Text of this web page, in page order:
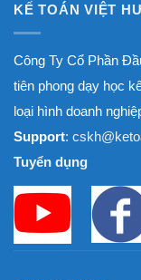
KẾ TOÁN VIỆT
Công Ty Cổ Phần
tiên phong dạy học
loại hình doanh
Support:
Tuyển dụng